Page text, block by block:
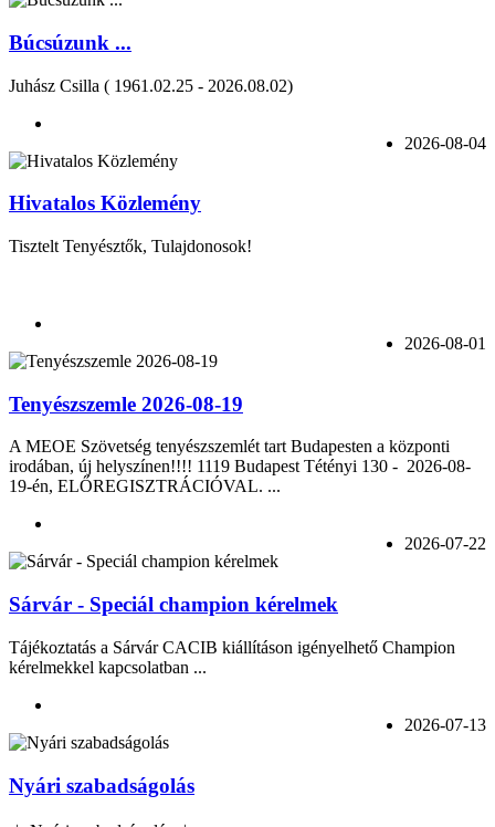
Búcsúzunk ...
Juhász Csilla ( 1961.02.25 - 2026.08.02)
2026-08-04
Hivatalos Közlemény
Tisztelt Tenyésztők, Tulajdonosok!
2026-08-01
Tenyészszemle 2026-08-19
A MEOE Szövetség tenyészszemlét tart Budapesten a központi
irodában, új helyszínen!!!! 1119 Budapest Tétényi 130 - 2026-08-
19-én, ELŐREGISZTRÁCIÓVAL. ...
2026-07-22
Sárvár - Speciál champion kérelmek
Tájékoztatás a Sárvár CACIB kiállításon igényelhető Champion
kérelmekkel kapcsolatban ...
2026-07-13
Nyári szabadságolás